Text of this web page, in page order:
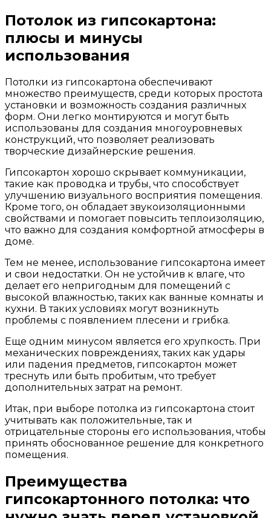
Потолок из гипсокартона:
плюсы и минусы
использования
Потолки из гипсокартона обеспечивают
множество преимуществ, среди которых простота
установки и возможность создания различных
форм. Они легко монтируются и могут быть
использованы для создания многоуровневых
конструкций, что позволяет реализовать
творческие дизайнерские решения.
Гипсокартон хорошо скрывает коммуникации,
такие как проводка и трубы, что способствует
улучшению визуального восприятия помещения.
Кроме того, он обладает звукоизоляционными
свойствами и помогает повысить теплоизоляцию,
что важно для создания комфортной атмосферы в
доме.
Тем не менее, использование гипсокартона имеет
и свои недостатки. Он не устойчив к влаге, что
делает его непригодным для помещений с
высокой влажностью, таких как ванные комнаты и
кухни. В таких условиях могут возникнуть
проблемы с появлением плесени и грибка.
Еще одним минусом является его хрупкость. При
механических повреждениях, таких как удары
или падения предметов, гипсокартон может
треснуть или быть пробитым, что требует
дополнительных затрат на ремонт.
Итак, при выборе потолка из гипсокартона стоит
учитывать как положительные, так и
отрицательные стороны его использования, чтобы
принять обоснованное решение для конкретного
помещения.
Преимущества
гипсокартонного потолка: что